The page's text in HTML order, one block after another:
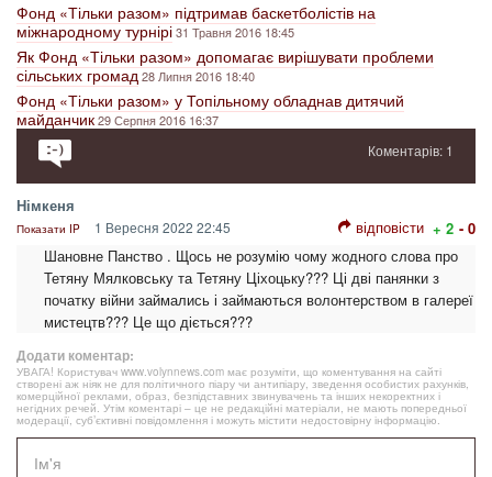
Фонд «Тільки разом» підтримав баскетболістів на
міжнародному турнірі31 Травня 2016 18:45
Як Фонд «Тільки разом» допомагає вирішувати проблеми
сільських громад28 Липня 2016 18:40
Фонд «Тільки разом» у Топільному обладнав дитячий
майданчик29 Серпня 2016 16:37
Коментарів: 1
Німкеня
Показати IP 1 Вересня 2022 22:45 відповісти + 2 - 0
Шановне Панство . Щось не розумію чому жодного слова про
Тетяну Мялковську та Тетяну Ціхоцьку??? Ці дві панянки з
початку війни займались і займаються волонтерством в галереї
мистецтв??? Це що діється???
Додати коментар:
УВАГА! Користувач www.volynnews.com має розуміти, що коментування на сайті
створені аж ніяк не для політичного піару чи антипіару, зведення особистих рахунків,
комерційної реклами, образ, безпідставних звинувачень та інших некоректних і
негідних речей. Утім коментарі – це не редакційні матеріали, не мають попередньої
модерації, суб’єктивні повідомлення і можуть містити недостовірну інформацію.